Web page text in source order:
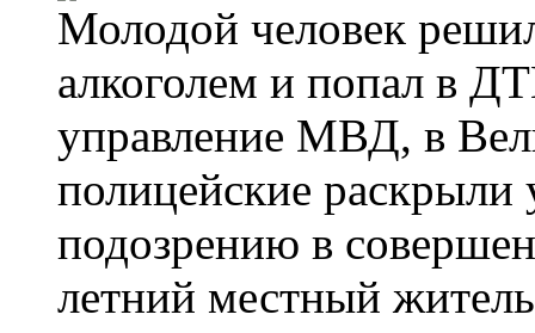
Молодой человек
алкоголем и попал в
управление МВД, в
полицейские
подозрению в
летний местный